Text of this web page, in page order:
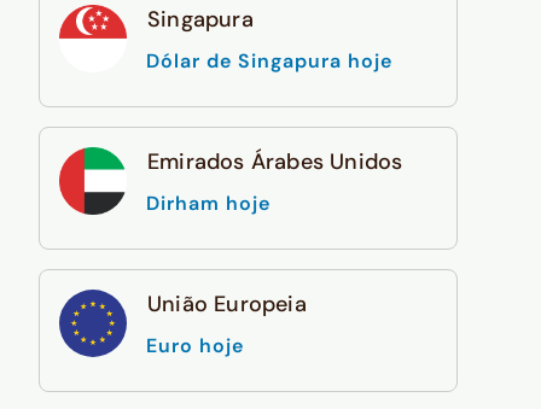
Singapura
Dólar de Singapura hoje
Emirados Árabes Unidos
Dirham hoje
União Europeia
Euro hoje